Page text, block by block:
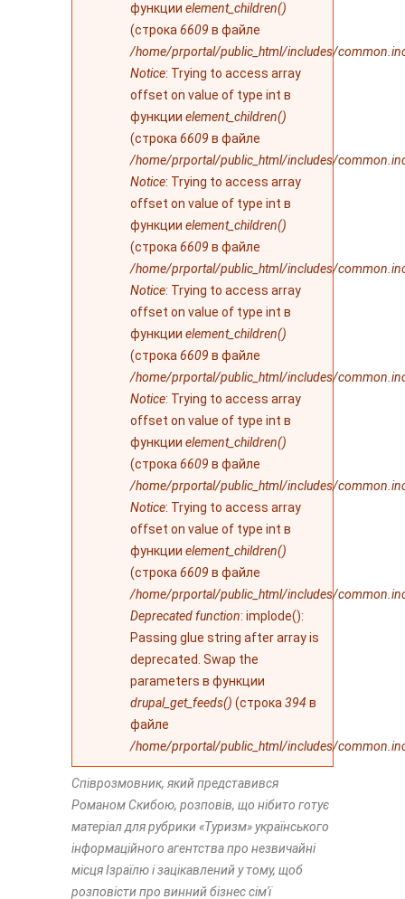
функции element_children()
(строка 6609 в файле
/home/prportal/public_html/includes/
Notice: Trying to access array
offset on value of type int в
функции element_children()
(строка 6609 в файле
/home/prportal/public_html/includes/
Notice: Trying to access array
offset on value of type int в
функции element_children()
(строка 6609 в файле
/home/prportal/public_html/includes/
Notice: Trying to access array
offset on value of type int в
функции element_children()
(строка 6609 в файле
/home/prportal/public_html/includes/
Notice: Trying to access array
offset on value of type int в
функции element_children()
(строка 6609 в файле
/home/prportal/public_html/includes/
Notice: Trying to access array
offset on value of type int в
функции element_children()
(строка 6609 в файле
/home/prportal/public_html/includes/
Deprecated function: implode():
Passing glue string after array is
deprecated. Swap the
parameters в функции
drupal_get_feeds() (строка 394в
файле
/home/prportal/public_html/includes/
Співрозмовник, який представився
Романом Скибою, розповів, що нібито готує
матеріал для рубрики «Туризм» українського
інформаційного агентства про незвичайні
місця Ізраїлю і зацікавлений у тому, щоб
розповісти про винний бізнес сім'ї